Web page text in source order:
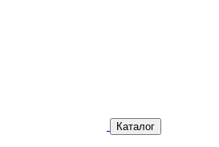
Каталог